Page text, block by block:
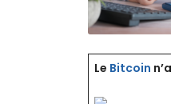
Le Bitcoin